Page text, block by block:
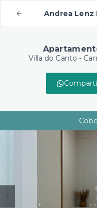
Andrea Lenz
Villa do Canto -